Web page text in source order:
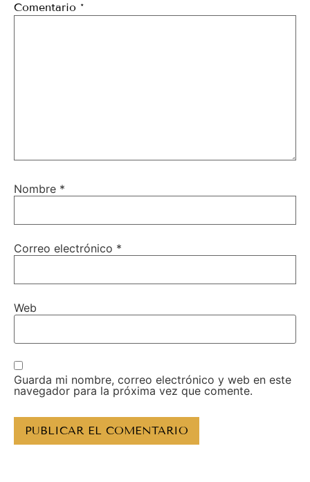
Comentario *
Nombre *
Correo electrónico *
Web
Guarda mi nombre, correo electrónico y web en este
navegador para la próxima vez que comente.